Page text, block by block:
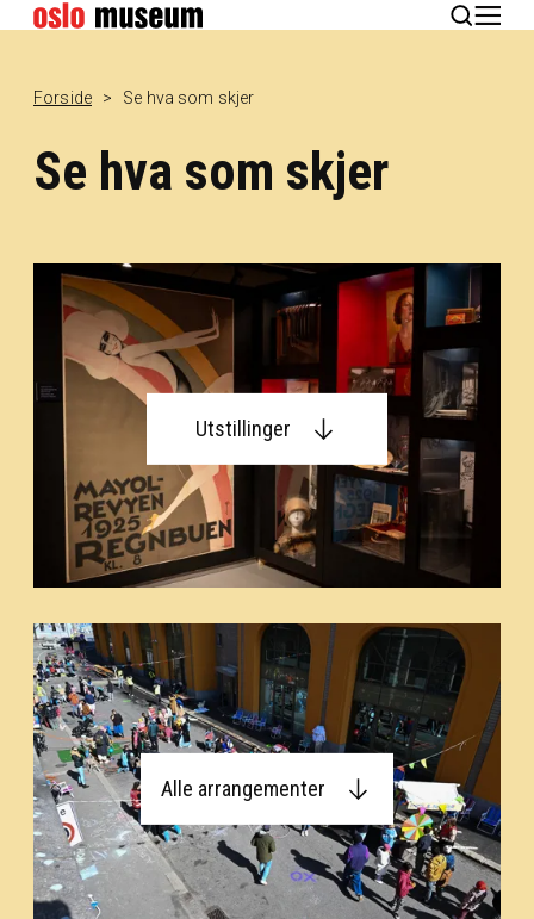
English
Forside Se hva som skjer
Se hva som skjer
Utstillinger
Alle arrangementer